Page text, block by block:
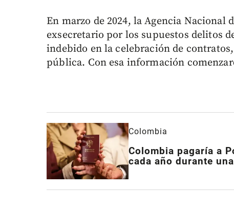
En marzo de 2024, la Agencia Nacional
exsecretario por los supuestos delitos
indebido en la celebración de
pública. Con esa información
Colombia
Colombia pagaría a
cada año durante